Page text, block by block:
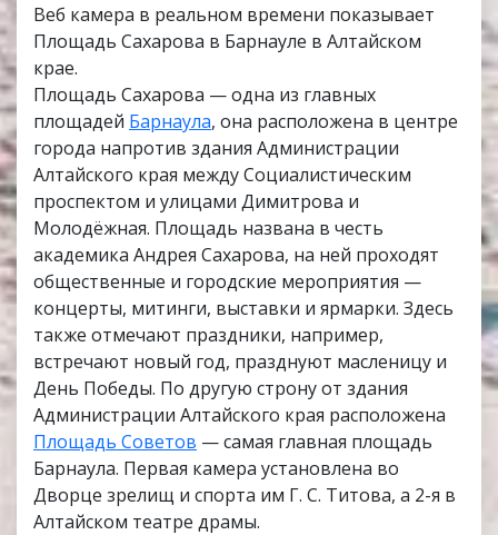
Веб камера в реальном времени показывает
Площадь Сахарова в Барнауле в Алтайском
крае.
Площадь Сахарова — одна из главных
площадей Барнаула, она расположена в центре
города напротив здания Администрации
Алтайского края между Социалистическим
проспектом и улицами Димитрова и
Молодёжная. Площадь названа в честь
академика Андрея Сахарова, на ней проходят
общественные и городские мероприятия —
концерты, митинги, выставки и ярмарки. Здесь
также отмечают праздники, например,
встречают новый год, празднуют масленицу и
День Победы. По другую строну от здания
Администрации Алтайского края расположена
Площадь Советов — самая главная площадь
Барнаула. Первая камера установлена во
Дворце зрелищ и спорта им Г. С. Титова, а 2-я в
Алтайском театре драмы.